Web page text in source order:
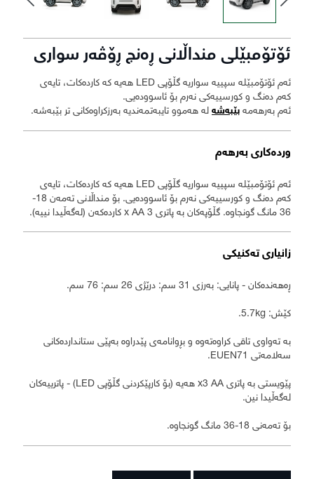
ئۆتۆمبێلی منداڵانی ڕەنج ڕۆڤەر سواری
ئەم ئۆتۆمبێلە سپییە سواریە گڵۆپی LED هەیە کە کاردەکات، تایەی
کەم دەنگ و کورسییەکی نەرم بۆ ئاسوودەیی.
ئەم بەرهەمەبێبەشەلە هەموو تایبەتمەندیە بەرزکراوەکانی تر بێبەشە.
وردەکاری بەرهەم
ئەم ئۆتۆمبێلە سپییە سواریە گڵۆپی LED هەیە کە کاردەکات، تایەی
کەم دەنگ و کورسییەکی نەرم بۆ ئاسوودەیی. بۆ منداڵانی تەمەن 18-
36 مانگ گونجاوە. گڵۆپەکان بە پاتری 3 x AA کاردەکەن (لەگەڵیدا نییە).
زانیاری تەکنیکی
ڕەهەندەکان - پانایی: بەرزی 31 سم: درێژی 26 سم: 76 سم.
کێش: 5.7kg.
بە تەواوی تاقی کراوەتەوە و بڕوانامەی پێدراوە بەپێی ستانداردەکانی
سەلامەتی EUEN71.
پێویستی بە پاتری x3 AA هەیە (بۆ کارپێکردنی گڵۆپی LED) - پاترییەکان
لەگەڵیدا نین.
بۆ تەمەنی 18-36 مانگ گونجاوە.